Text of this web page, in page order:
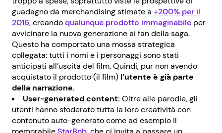
guadagno da merchandising stimate a +200% per il
2016, creandoqualunque prodotto immaginabile per
avvicinare la nuova generazione ai fan della saga.
Questo ha comportato una mossa strategica
collegata: tutti i nomi e i personaggi sono stati
anticipati all’uscita del film. Quindi, pur non avendo
acquistato il prodotto (il film) l’utente è già parte
della narrazione.
User-generated content: Oltre alle parodie, gli
utenti hanno sfoderato tutta la loro creatività con
contenuto auto-generato come ad esempio il